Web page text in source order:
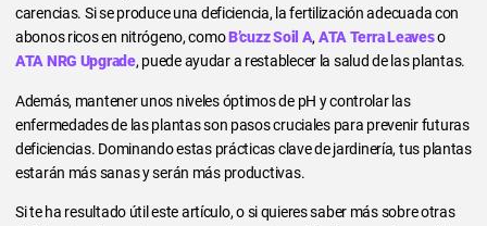
carencias. Si se produce una deficiencia, la fertilización adecuada con
abonos ricos en nitrógeno, comoB’cuzz Soil A, ATA Terra Leaveso
ATA NRG Upgrade, puede ayudar a restablecer la salud de las plantas.
Además, mantener unos niveles óptimos de pH y controlar las
enfermedades de las plantas son pasos cruciales para prevenir futuras
deficiencias. Dominando estas prácticas clave de jardinería, tus plantas
estarán más sanas y serán más productivas.
Si te ha resultado útil este artículo, o si quieres saber más sobre otras